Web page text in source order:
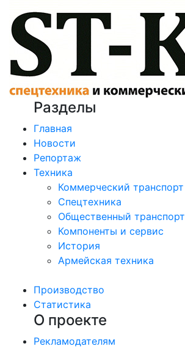
Разделы
Главная
Новости
Репортаж
Техника
Коммерческий транспорт
Спецтехника
Общественный транспорт
Компоненты и сервис
История
Армейская техника
Производство
Статистика
О проекте
Рекламодателям